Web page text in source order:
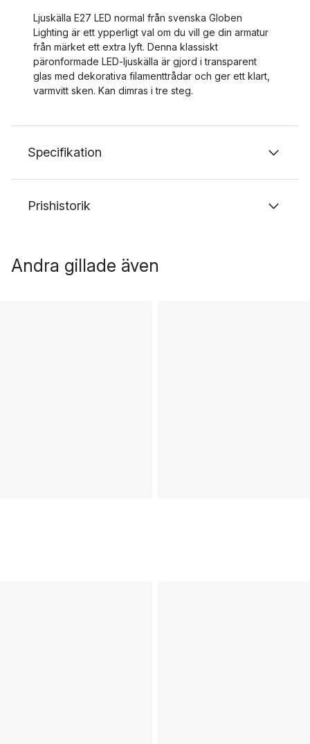
Ljuskälla E27 LED normal från svenska Globen
Lighting är ett ypperligt val om du vill ge din armatur
från märket ett extra lyft. Denna klassiskt
päronformade LED-ljuskälla är gjord i transparent
glas med dekorativa filamenttrådar och ger ett klart,
varmvitt sken. Kan dimras i tre steg.
Specifikation
Prishistorik
Andra gillade även